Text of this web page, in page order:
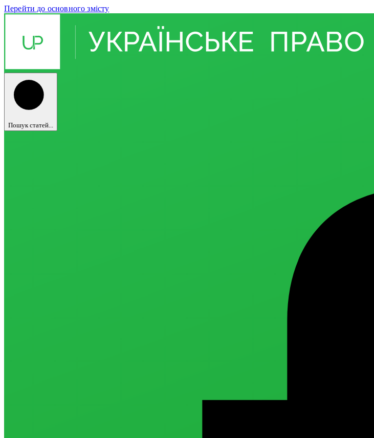
Перейти до основного змісту
Пошук статей...